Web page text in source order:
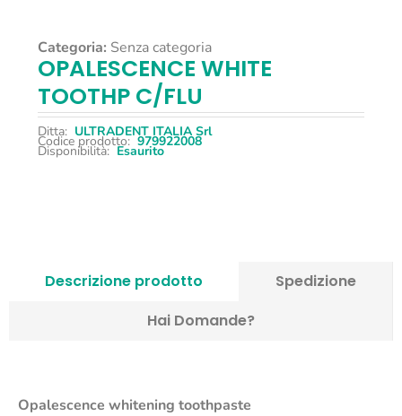
Categoria: Senza categoria
OPALESCENCE WHITE
TOOTHP C/FLU
Ditta: ULTRADENT ITALIA Srl
Codice prodotto: 979922008
Disponibilità: Esaurito
Descrizione prodotto
Spedizione
Hai Domande?
Opalescence whitening toothpaste